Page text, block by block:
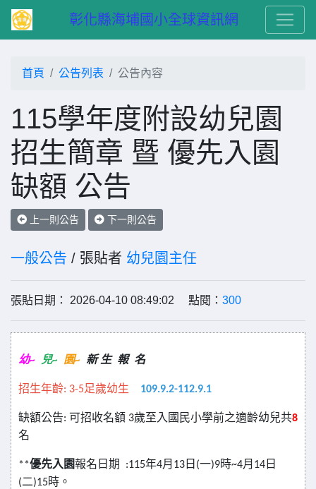
彰化縣海埔國小全球資訊網
首頁 公告列表 公告內容
115學年度附設幼兒園
招生簡章 暨 優先入園
缺額 公告
上一則公告 下一則公告
一般公告 / 張貼者 幼兒園主任
張貼日期： 2026-04-10 08:49:02 點閱： 300
幼~ 兒~ 園~ 新 生 報 名
招生年齡: 3-5足歲幼生 109.9.2-112.9.1
缺額公告: 可招收名額 3歲至入國民小學前之適齡幼兒共8
名
**優先入園報名日期 :115年4月13日(一)9時~4月14日
(二)15時。